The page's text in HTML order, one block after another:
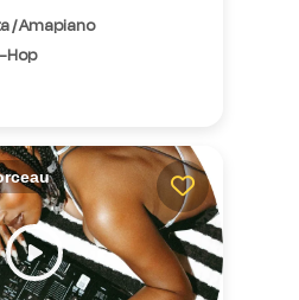
/ Amapiano
Hop